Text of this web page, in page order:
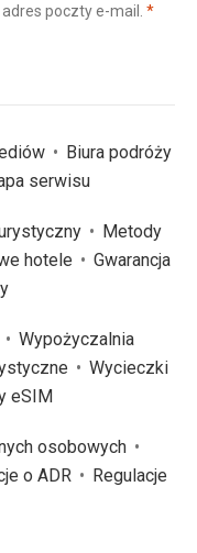
poczty e-mail. *
Biura podróży
serwisu
Metody
hotele
Gwarancja
Wypożyczalnia
Wycieczki
eSIM
osobowych
o ADR
Regulacje